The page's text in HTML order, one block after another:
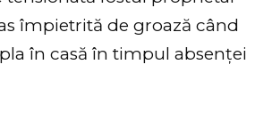
împietrită de groază când
în casă în timpul absenței